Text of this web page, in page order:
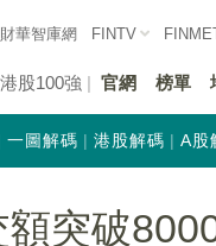
財華智庫網 FINTV
港股100強 官網 榜單
一圖解碼 港股解碼 A股
突破